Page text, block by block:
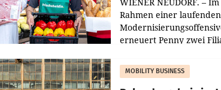
Rahmen einer laufenden
erneuert Penny zwei
Die beiden Standorte
Haag sowie im rund
MOBILITY BUSINESS